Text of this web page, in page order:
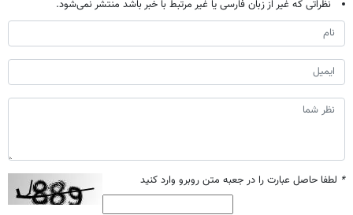
نظراتی که غیر از زبان فارسی یا غیر مرتبط با خبر باشد منتشر نمی‌شود.
* لطفا حاصل عبارت را در جعبه متن روبرو وارد کنید